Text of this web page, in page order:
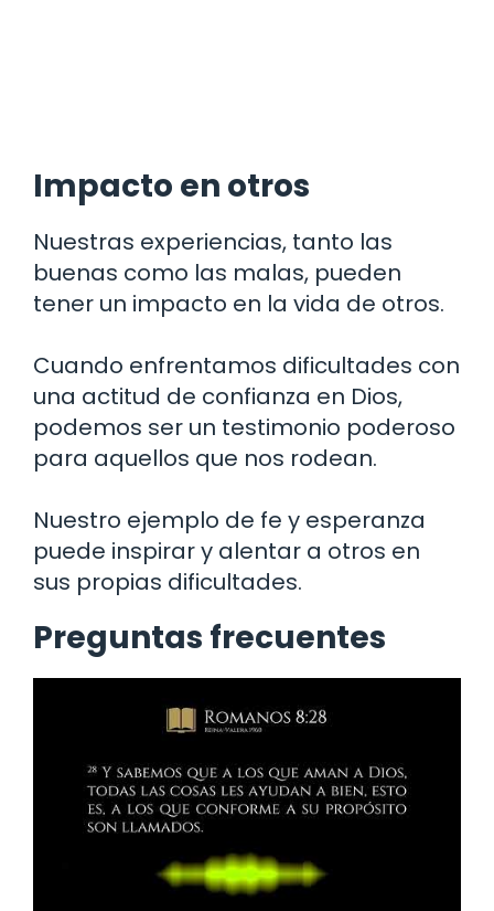
Impacto en otros
Nuestras experiencias, tanto las
buenas como las malas, pueden
tener un impacto en la vida de otros.
Cuando enfrentamos dificultades con
una actitud de confianza en Dios,
podemos ser un testimonio poderoso
para aquellos que nos rodean.
Nuestro ejemplo de fe y esperanza
puede inspirar y alentar a otros en
sus propias dificultades.
Preguntas frecuentes